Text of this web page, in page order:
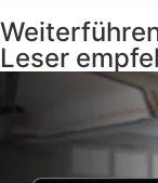
Leser